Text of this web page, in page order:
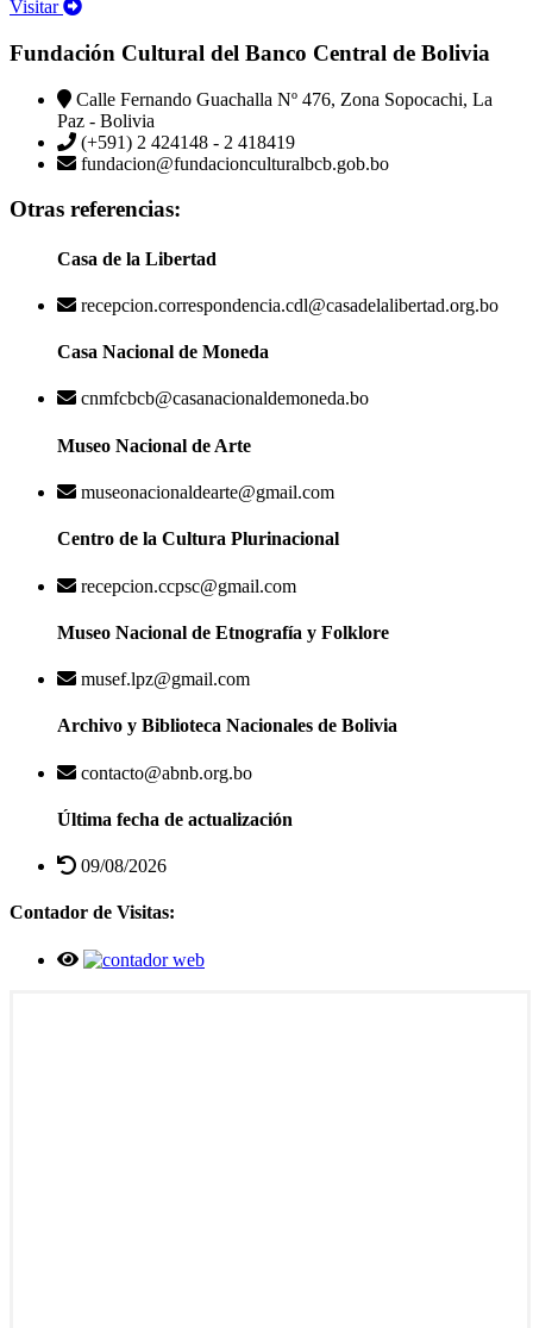
Visitar
Fundación Cultural del Banco Central de Bolivia
Calle Fernando Guachalla Nº 476, Zona Sopocachi, La
Paz - Bolivia
(+591) 2 424148 - 2 418419
fundacion@fundacionculturalbcb.gob.bo
Otras referencias:
Casa de la Libertad
recepcion.correspondencia.cdl@casadelalibertad.org.bo
Casa Nacional de Moneda
cnmfcbcb@casanacionaldemoneda.bo
Museo Nacional de Arte
museonacionaldearte@gmail.com
Centro de la Cultura Plurinacional
recepcion.ccpsc@gmail.com
Museo Nacional de Etnografía y Folklore
musef.lpz@gmail.com
Archivo y Biblioteca Nacionales de Bolivia
contacto@abnb.org.bo
Última fecha de actualización
09/08/2026
Contador de Visitas: